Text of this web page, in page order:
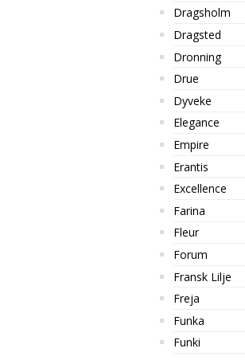
Dragsholm
Dragsted
Dronning
Drue
Dyveke
Elegance
Empire
Erantis
Excellence
Farina
Fleur
Forum
Fransk Lilje
Freja
Funka
Funki